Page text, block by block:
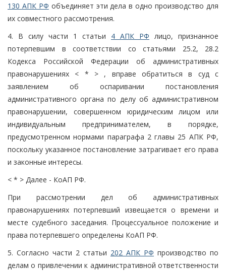
130 АПК РФ объединяет эти дела в одно производство для
их совместного рассмотрения.
4. В силу части 1 статьи 4 АПК РФ лицо, признанное
потерпевшим в соответствии со статьями 25.2, 28.2
Кодекса Российской Федерации об административных
правонарушениях < * > , вправе обратиться в суд с
заявлением об оспаривании постановления
административного органа по делу об административном
правонарушении, совершенном юридическим лицом или
индивидуальным предпринимателем, в порядке,
предусмотренном нормами параграфа 2 главы 25 АПК РФ,
поскольку указанное постановление затрагивает его права
и законные интересы.
< * > Далее - КоАП РФ.
При рассмотрении дел об административных
правонарушениях потерпевший извещается о времени и
месте судебного заседания. Процессуальное положение и
права потерпевшего определены КоАП РФ.
5. Согласно части 2 статьи 202 АПК РФ производство по
делам о привлечении к административной ответственности